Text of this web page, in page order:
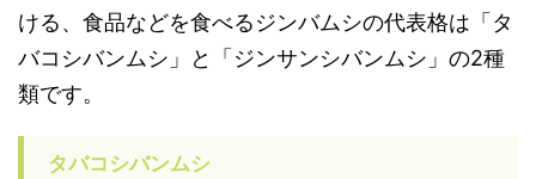
ける、食品などを食べるジンバムシの代表格は「タ
バコシバンムシ」と「ジンサンシバンムシ」の2種
類です。
タバコシバンムシ